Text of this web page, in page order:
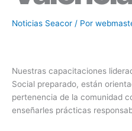
Noticias Seacor / Por
Nuestras capacitaciones
Social preparado, están
pertenencia de la comunidad
enseñarles prácticas